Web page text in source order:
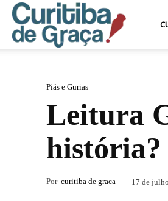
Curitiba
Graça
Piás e Gurias
Leitura
história?
Por curitiba de graca 17 de